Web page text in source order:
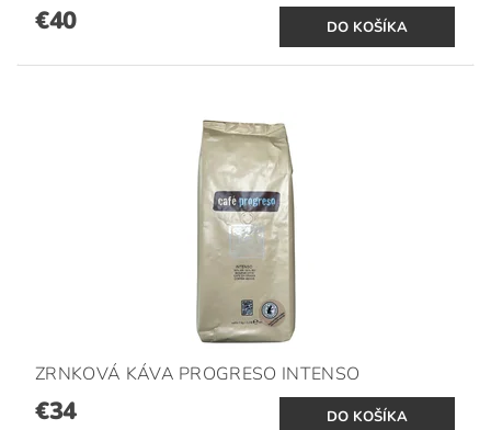
€40
ZRNKOVÁ KÁVA PROGRESO INTENSO
€34